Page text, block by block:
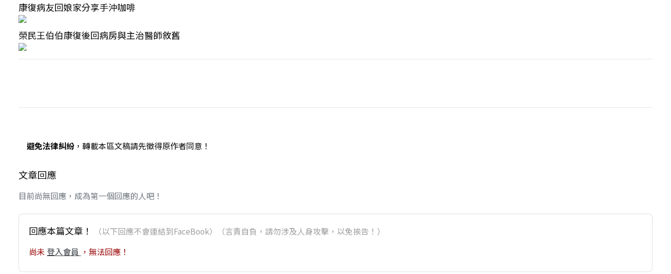
康復病友回娘家分享手沖咖啡
榮民王伯伯康復後回病房與主治醫師敘舊
避免法律糾紛 ，轉載本區文稿請先徵得原作者同意！
文章回應
目前尚無回應，成為第一個回應的人吧！
回應本篇文章！ （以下回應不會連結到FaceBook）（言責自負，請勿涉及人身攻擊，以免挨告！）
尚未 登入會員 ，無法回應！